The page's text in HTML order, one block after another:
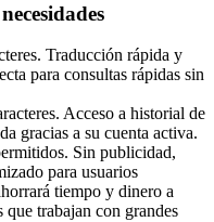
Traducción rápida y
para consultas rápidas sin
Acceso a historial de
gracias a su cuenta activa.
Sin publicidad,
para usuarios
tiempo y dinero a
que trabajan con grandes